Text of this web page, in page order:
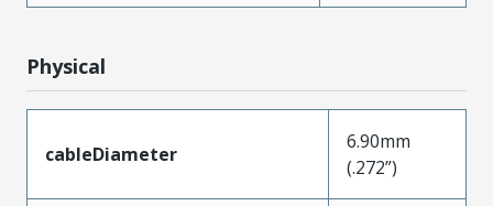
Physical
cableDiameter
6.90mm
(.272”)